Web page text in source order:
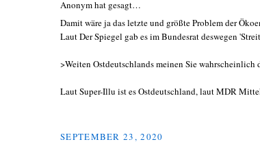
Anonym hat gesagt…
Damit wäre ja das letzte und größte Problem der
Laut Der Spiegel gab es im Bundesrat deswegen
>Weiten Ostdeutschlands meinen Sie
Laut Super-Illu ist es Ostdeutschland, laut MDR
SEPTEMBER 23, 2020